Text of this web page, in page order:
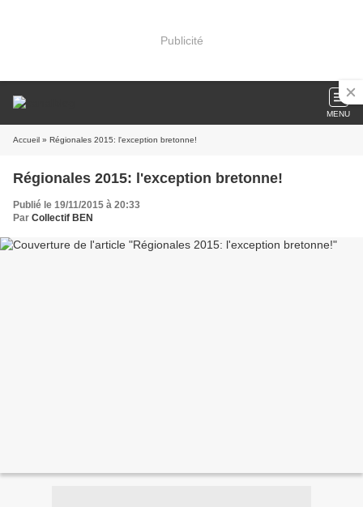
Publicité
MENU
Accueil » Régionales 2015: l'exception bretonne!
Régionales 2015: l'exception bretonne!
Publié le 19/11/2015 à 20:33
Par Collectif BEN